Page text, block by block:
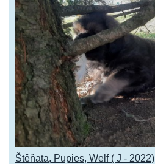
Štěňata, Pupies, Welf ( J - 2022)